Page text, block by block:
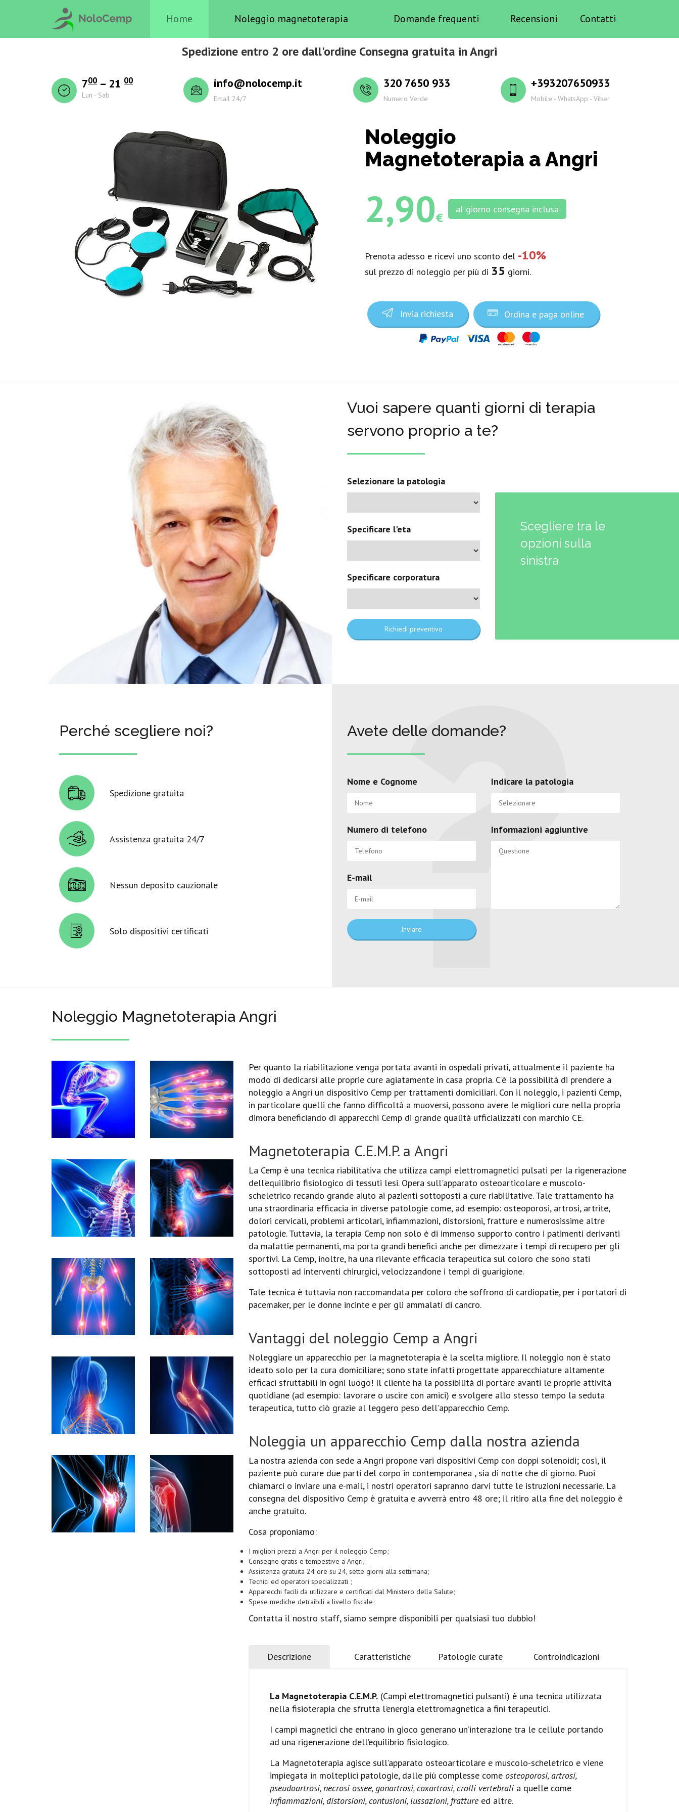
Home Noleggio magnetoterapia Domande frequenti Recensioni Contatti
Spedizione entro 2 ore dall'ordine Consegna gratuita in Angri
700 – 21 00
Lun - Sab
info@nolocemp.it
Email 24/7
320 7650 933
Numero Verde
+393207650933
Mobile - WhatsApp - Viber
Noleggio
Magnetoterapia a Angri
2,90€
al giorno consegna inclusa
Prenota adesso e ricevi uno sconto del -10%
sul prezzo di noleggio per più di 35 giorni.
Invia richiesta Ordina e paga online
Vuoi sapere quanti giorni di terapia
servono proprio a te?
Selezionare la patologia
Specificare l'eta
Specificare corporatura
Richiedi preventivo
Scegliere tra le
opzioni sulla
sinistra
Perché scegliere noi?
Spedizione gratuita
Assistenza gratuita 24/7
Nessun deposito cauzionale
Solo dispositivi certificati
Avete delle domande?
Nome e Cognome
Numero di telefono
E-mail
Indicare la patologia
Informazioni aggiuntive
Inviare
Noleggio Magnetoterapia Angri
Per quanto la riabilitazione venga portata avanti in ospedali privati, attualmente il paziente ha
modo di dedicarsi alle proprie cure agiatamente in casa propria. C'è la possibilità di prendere a
noleggio a Angri un dispositivo Cemp per trattamenti domiciliari. Con il noleggio, i pazienti Cemp,
in particolare quelli che fanno difficoltà a muoversi, possono avere le migliori cure nella propria
dimora beneficiando di apparecchi Cemp di grande qualità ufficializzati con marchio CE.
Magnetoterapia C.E.M.P. a Angri
La Cemp è una tecnica riabilitativa che utilizza campi elettromagnetici pulsati per la rigenerazione
dell’equilibrio fisiologico di tessuti lesi. Opera sull'apparato osteoarticolare e muscolo-
scheletrico recando grande aiuto ai pazienti sottoposti a cure riabilitative. Tale trattamento ha
una straordinaria efficacia in diverse patologie come, ad esempio: osteoporosi, artrosi, artrite,
dolori cervicali, problemi articolari, infiammazioni, distorsioni, fratture e numerosissime altre
patologie. Tuttavia, la terapia Cemp non solo è di immenso supporto contro i patimenti derivanti
da malattie permanenti, ma porta grandi benefici anche per dimezzare i tempi di recupero per gli
sportivi. La Cemp, inoltre, ha una rilevante efficacia terapeutica sul coloro che sono stati
sottoposti ad interventi chirurgici, velocizzandone i tempi di guarigione.
Tale tecnica è tuttavia non raccomandata per coloro che soffrono di cardiopatie, per i portatori di
pacemaker, per le donne incinte e per gli ammalati di cancro.
Vantaggi del noleggio Cemp a Angri
Noleggiare un apparecchio per la magnetoterapia è la scelta migliore. Il noleggio non è stato
ideato solo per la cura domiciliare; sono state infatti progettate apparecchiature altamente
efficaci sfruttabili in ogni luogo! Il cliente ha la possibilità di portare avanti le proprie attività
quotidiane (ad esempio: lavorare o uscire con amici) e svolgere allo stesso tempo la seduta
terapeutica, tutto ciò grazie al leggero peso dell'apparecchio Cemp.
Noleggia un apparecchio Cemp dalla nostra azienda
La nostra azienda con sede a Angri propone vari dispositivi Cemp con doppi solenoidi; così, il
paziente può curare due parti del corpo in contemporanea , sia di notte che di giorno. Puoi
chiamarci o inviare una e-mail, i nostri operatori sapranno darvi tutte le istruzioni necessarie. La
consegna del dispositivo Cemp è gratuita e avverrà entro 48 ore; il ritiro alla fine del noleggio è
anche gratuito.
Cosa proponiamo:
I migliori prezzi a Angri per il noleggio Cemp;
Consegne gratis e tempestive a Angri;
Assistenza gratuita 24 ore su 24, sette giorni alla settimana;
Tecnici ed operatori specializzati ;
Apparecchi facili da utilizzare e certificati dal Ministero della Salute;
Spese mediche detraibili a livello fiscale;
Contatta il nostro staff, siamo sempre disponibili per qualsiasi tuo dubbio!
Descrizione Caratteristiche Patologie curate Controindicazioni
La Magnetoterapia C.E.M.P. (Campi elettromagnetici pulsanti) è una tecnica utilizzata
nella fisioterapia che sfrutta l’energia elettromagnetica a fini terapeutici.
I campi magnetici che entrano in gioco generano un’interazione tra le cellule portando
ad una rigenerazione dell’equilibrio fisiologico.
La Magnetoterapia agisce sull’apparato osteoarticolare e muscolo-scheletrico e viene
impiegata in molteplici patologie, dalle più complesse come osteoporosi, artrosi,
pseudoartrosi, necrosi ossee, gonartrosi, coxartrosi, crolli vertebrali a quelle come
infiammazioni, distorsioni, contusioni, lussazioni, frattureed altre.